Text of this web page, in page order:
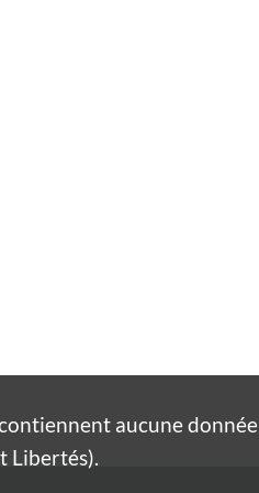
aucune donnée
Libertés).